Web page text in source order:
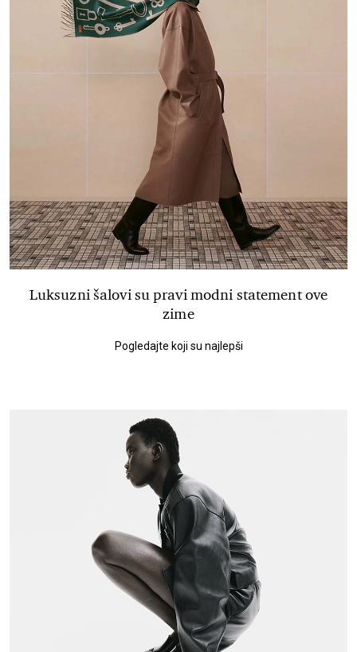
Luksuzni šalovi su pravi modni statement ove
zime
Pogledajte koji su najlepši